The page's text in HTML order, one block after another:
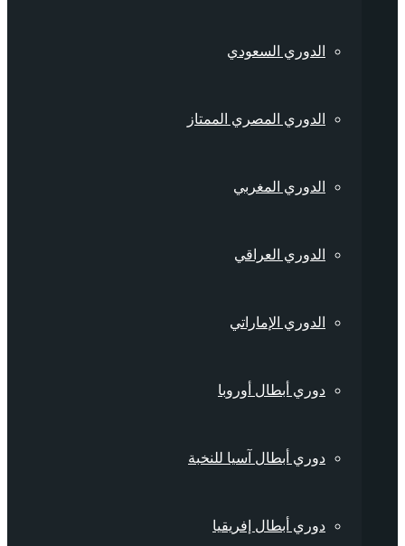
الدوري السعودي
الدوري المصري الممتاز
الدوري المغربي
الدوري العراقي
الدوري الإماراتي
دوري أبطال أوروبا
دوري أبطال آسيا للنخبة
دوري أبطال إفريقيا